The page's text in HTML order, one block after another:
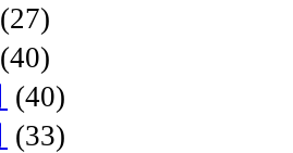
(27)
(40)
(40)
(33)